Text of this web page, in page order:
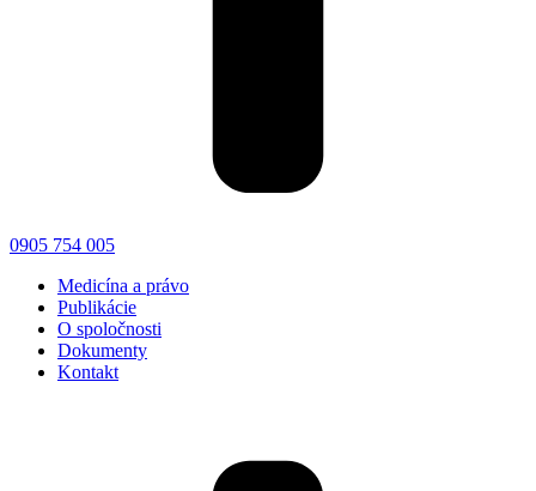
0905 754 005
Medicína a právo
Publikácie
O spoločnosti
Dokumenty
Kontakt